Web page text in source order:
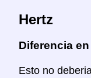
Hertz
Diferencia
Esto no